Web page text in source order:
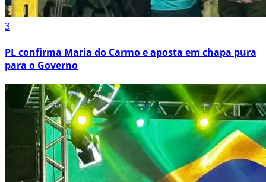
3
PL confirma Maria do Carmo e aposta em chapa pura
para o Governo